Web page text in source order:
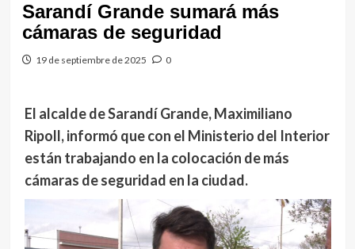
Sarandí Grande sumará más
cámaras de seguridad
19 de septiembre de 2025 0
El alcalde de Sarandí Grande, Maximiliano
Ripoll, informó que con el Ministerio del Interior
están trabajando en la colocación de más
cámaras de seguridad en la ciudad.